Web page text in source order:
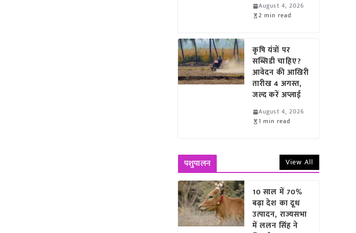
August 4, 2026
2 min read
कृषि यंत्रों पर
सब्सिडी चाहिए?
आवेदन की आखिरी
तारीख 4 अगस्त,
जल्द करें अप्लाई
August 4, 2026
1 min read
पशुपालन View All
10 साल में 70%
बढ़ा देश का दूध
उत्पादन, राज्यसभा
में ललन सिंह ने